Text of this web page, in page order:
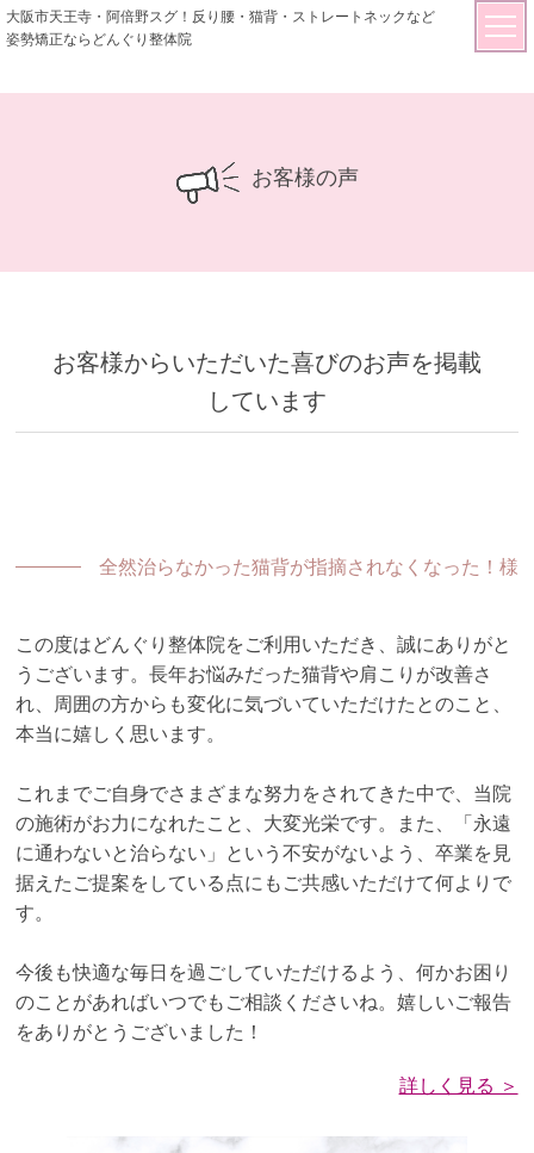
大阪市天王寺・阿倍野スグ！反り腰・猫背・ストレートネックなど
姿勢矯正ならどんぐり整体院
お客様の声
お客様からいただいた喜びのお声を掲載
しています
全然治らなかった猫背が指摘されなくなった！様
この度はどんぐり整体院をご利用いただき、誠にありがと
うございます。長年お悩みだった猫背や肩こりが改善さ
れ、周囲の方からも変化に気づいていただけたとのこと、
本当に嬉しく思います。
これまでご自身でさまざまな努力をされてきた中で、当院
の施術がお力になれたこと、大変光栄です。また、「永遠
に通わないと治らない」という不安がないよう、卒業を見
据えたご提案をしている点にもご共感いただけて何よりで
す。
今後も快適な毎日を過ごしていただけるよう、何かお困り
のことがあればいつでもご相談くださいね。嬉しいご報告
をありがとうございました！
詳しく見る ＞